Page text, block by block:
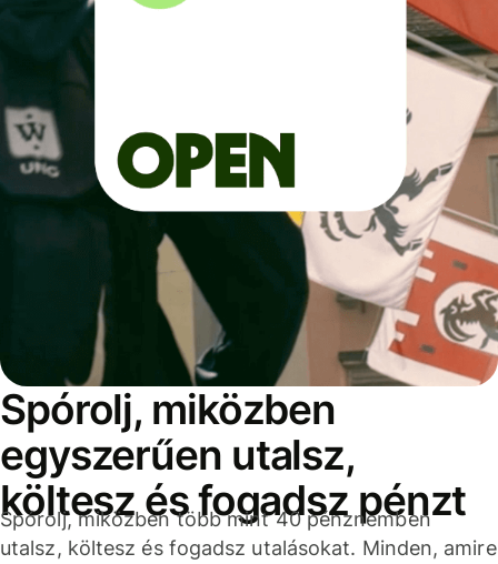
Spórolj, miközben
egyszerűen utalsz,
költesz és fogadsz pénzt
Spórolj, miközben több mint 40 pénznemben
utalsz, költesz és fogadsz utalásokat. Minden, amire